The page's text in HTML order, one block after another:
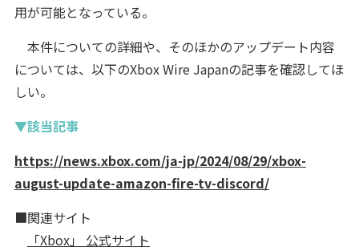
用が可能となっている。
本件についての詳細や、そのほかのアップデート内容
については、以下のXbox Wire Japanの記事を確認してほ
しい。
▼該当記事
https://news.xbox.com/ja-jp/2024/08/29/xbox-
august-update-amazon-fire-tv-discord/
■関連サイト
「Xbox」 公式サイト